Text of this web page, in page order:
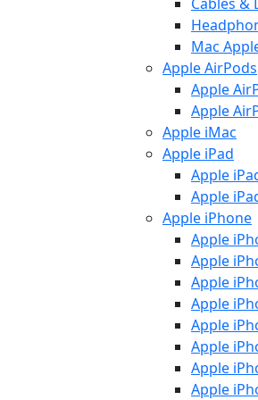
Mac
Apple AirPods
Apple
Apple
Apple iMac
Apple iPad
Apple
Apple
Apple iPhone
Apple
Apple
Apple
Apple
Apple
Apple
Apple
Apple